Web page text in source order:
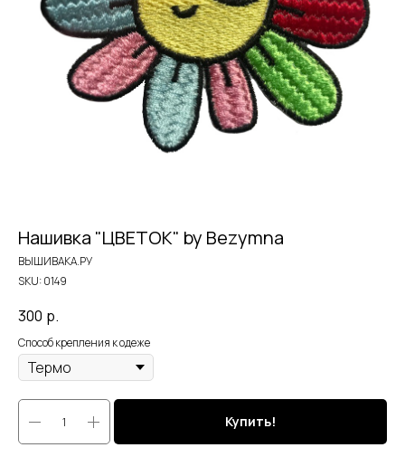
Нашивка "ЦВЕТОК" by Bezymna
ВЫШИВАКА.РУ
SKU:0149
300 р.
Способ крепления к одеже
Купить!